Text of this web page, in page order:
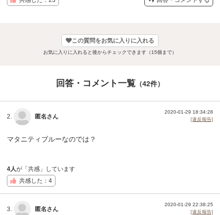
この質問をお気に入りに入れる
お気に入りに入れると後からチェックできます（15個まで）
回答・コメント一覧 （42件）
2. 匿名さん
2020-01-29 18:34:28
[違反報告]
マタニティブルーなのでは？
4人が「共感」しています
共感した：4
3. 匿名さん
2020-01-29 22:38:25
[違反報告]